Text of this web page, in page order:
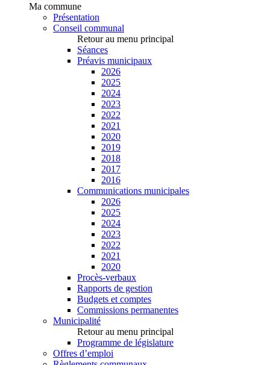
Ma commune
Présentation
Conseil communal
Retour au menu principal
Séances
Préavis municipaux
2026
2025
2024
2023
2022
2021
2020
2019
2018
2017
2016
Communications municipales
2026
2025
2024
2023
2022
2021
2020
Procès-verbaux
Rapports de gestion
Budgets et comptes
Commissions permanentes
Municipalité
Retour au menu principal
Programme de législature
Offres d’emploi